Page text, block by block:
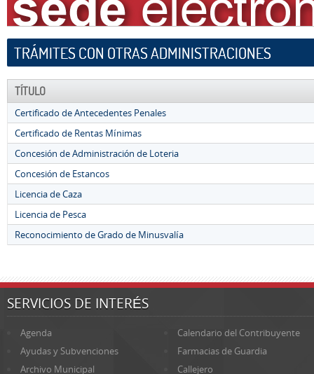
TRÁMITES CON OTRAS ADMINISTRACIONES
TÍTULO
Certificado de Antecedentes Penales
Certificado de Rentas Mínimas
Concesión de Administración de Loteria
Concesión de Estancos
Licencia de Caza
Licencia de Pesca
Reconocimiento de Grado de Minusvalía
SERVICIOS DE INTERÉS
Agenda
Calendario del Contribuyente
Ayudas y Subvenciones
Farmacias de Guardia
Archivo Municipal
Callejero